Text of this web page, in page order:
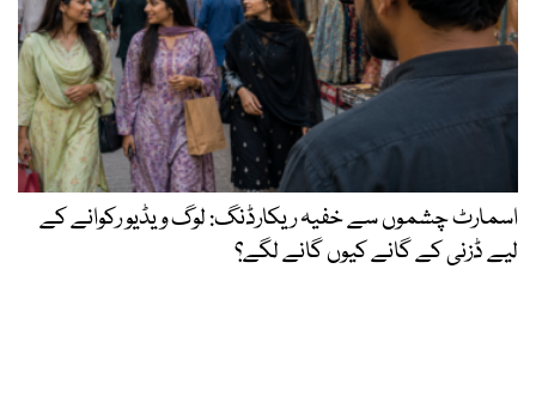
اسمارٹ چشموں سے خفیہ ریکارڈنگ: لوگ ویڈیو رکوانے کے
لیے ڈزنی کے گانے کیوں گانے لگے؟